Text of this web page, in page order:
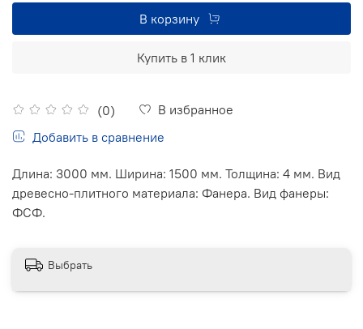
(0)
В избранное
Добавить в сравнение
В корзину
Купить в 1 клик
Длина: 3000 мм. Ширина: 1500 мм. Толщина: 4 мм. Вид
древесно-плитного материала: Фанера. Вид фанеры:
ФСФ.
Выбрать